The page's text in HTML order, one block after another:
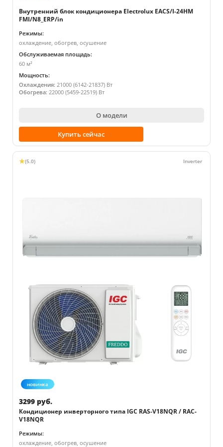
Внутренний блок кондиционера Electrolux EACS/I-24HM
FMI/N8_ERP/in
Режимы:
охлаждение, обогрев, осушение
Обслуживаемая площадь:
60 м²
Мощность:
Охлаждения: 21000 (6142-21837) Вт
Обогрева: 22000 (5459-22519) Вт
О модели
Купить сейчас
(5.0)
новинка
3299 руб.
Кондиционер инверторного типа IGC RAS-V18NQR / RAC-
V18NQR
Режимы:
охлаждение, обогрев, осушение